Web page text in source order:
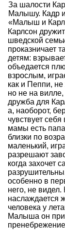
За шалости
Малышу. Кадр
«Малыш и
Карлсон
шведской
проказничает
детям:
объедается
взрослым,
как и Пеппи,
но не на
дружба для
а, наоборот,
чувствует
мамы есть
близки по
маленький,
разрешают
когда захочет
особенно в
него, не видел.
наслаждается
человека у
Малыша он